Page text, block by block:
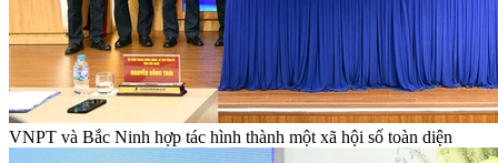
VNPT và Bắc Ninh hợp tác hình thành một xã hội số toàn diện